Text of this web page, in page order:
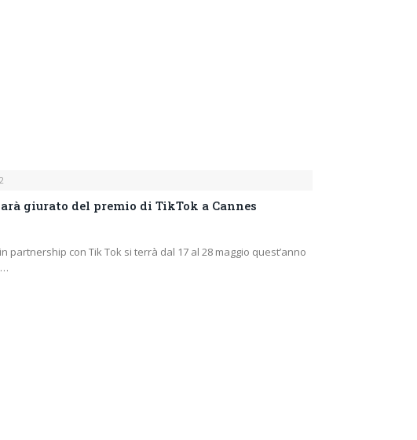
giurato del premio di TikTok a Cannes
partnership con Tik Tok si terrà dal 17 al 28 maggio quest’anno